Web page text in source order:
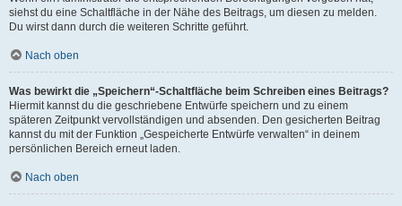
siehst du eine Schaltfläche in der Nähe des Beitrags, um diesen zu melden.
Du wirst dann durch die weiteren Schritte geführt.
Nach oben
Was bewirkt die „Speichern“-Schaltfläche beim Schreiben eines Beitrags?
Hiermit kannst du die geschriebene Entwürfe speichern und zu einem
späteren Zeitpunkt vervollständigen und absenden. Den gesicherten Beitrag
kannst du mit der Funktion „Gespeicherte Entwürfe verwalten“ in deinem
persönlichen Bereich erneut laden.
Nach oben